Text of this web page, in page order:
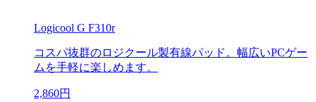
Logicool G F310r
コスパ抜群のロジクール製有線パッド。幅広いPCゲー
ムを手軽に楽しめます。
2,860円